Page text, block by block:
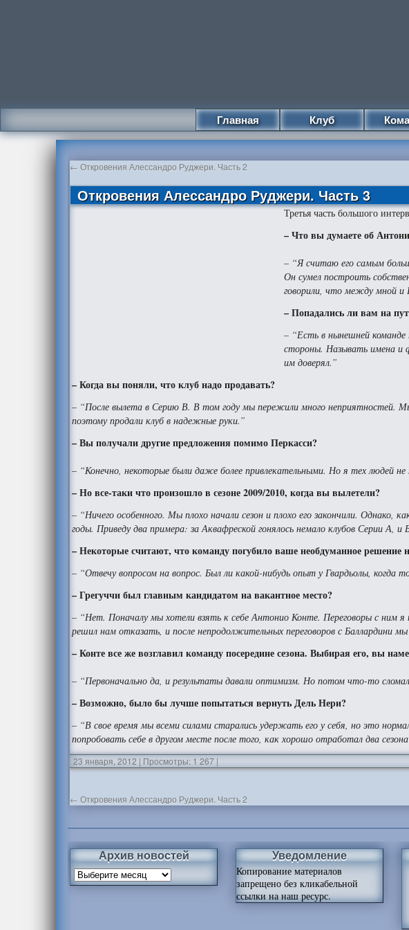
Главная Клуб
← Откровения Алессандро Руджери. Часть 2
Откровения Алессандро Руджери. Часть 3
Третья часть большого
– Что вы думаете об
– “Я считаю его самым
Он сумел построить
говорили, что между мной и
– Попадались ли вам на
– “Есть в нынешней команде
стороны. Называть имена и
им доверял.”
– Когда вы поняли, что клуб надо продавать?
– “После вылета в Серию В. В том году мы пережили много неприятностей.
поэтому продали клуб в надежные руки.”
– Вы получали другие предложения помимо Перкасси?
– “Конечно, некоторые были даже более привлекательными. Но я тех людей
– Но все-таки что произошло в сезоне 2009/2010, когда вы вылетели?
– “Ничего особенного. Мы плохо начали сезон и плохо его закончили. Однако,
годы. Приведу два примера: за Аквафреской гонялось немало клубов Серии А,
– Некоторые считают, что команду погубило ваше необдуманное
– “Отвечу вопросом на вопрос. Был ли какой-нибудь опыт у Гвардьолы, когда
– Грегуччи был главным кандидатом на вакантное место?
– “Нет. Поначалу мы хотели взять к себе Антонио Конте. Переговоры с ним я
решил нам отказать, и после непродолжительных переговоров с Баллардини мы
– Конте все же возглавил команду посередине сезона. Выбирая его, вы
– “Первоначально да, и результаты давали оптимизм. Но потом что-то
– Возможно, было бы лучше попытаться вернуть Дель Нери?
– “В свое время мы всеми силами старались удержать его у себя, но это
попробовать себе в другом месте после того, как хорошо отработал два
23 января, 2012 | Просмотры: 1 267 |
← Откровения Алессандро Руджери. Часть 2
Архив новостей Уведомление
Копирование материалов
запрещено без кликабельной
ссылки на наш ресурс.